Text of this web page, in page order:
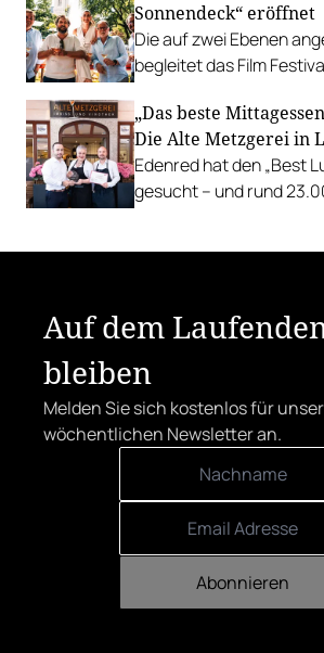
u.v.m.
Sonnendeck“ eröffnet
Die auf zwei Ebenen
begleitet das Film
mit Cocktails, Snacks und
„Das beste
Die Alte Metzgerei in
Edenred hat den „Best
gesucht – und rund
Auf dem
bleiben
Melden Sie sich kostenlos für
wöchentlichen Newsletter an.
Abonnieren